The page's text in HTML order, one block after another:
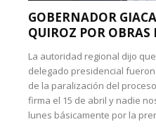
GOBERNADOR
QUIROZ POR OBRAS
La autoridad regional dijo
delegado presidencial
de la paralización del
firma el 15 de abril y nadie
lunes básicamente por la